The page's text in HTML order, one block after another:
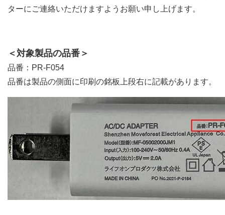
ターにご連絡いただけますようお願い申し上げます。
＜対象製品の品番＞
品番：PR-F054
品番は製品の側面に印刷の銘板上段右に記載があります。